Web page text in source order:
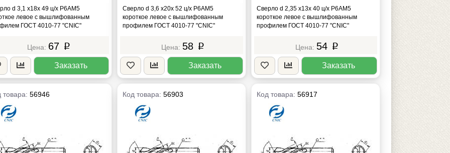
4010-77 "CNIC"
d 3,1 х18х 49 ц/х Р6АМ5
левое с вышлифованным
ГОСТ 4010-77 "CNIC"
67 p
Заказать
ГОСТ 4010-77 "CNIC"
Сверло d 3,6 х20х 52 ц/х Р6АМ5
короткое левое с вышлифованным
профилем ГОСТ 4010-77 "CNIC"
58 p
Заказать
ГОСТ 4010-77 "CNIC"
Сверло d 2,35 х13х 40 ц/х Р6АМ5
короткое левое с вышлифованным
профилем ГОСТ 4010-77 "CNIC"
54 p
Заказать
товара: 56946 Код товара:56903 Код товара:56917